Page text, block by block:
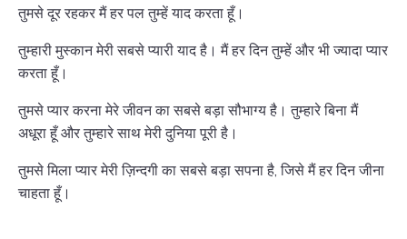
तुमसे दूर रहकर मैं हर पल तुम्हें याद करता हूँ।
तुम्हारी मुस्कान मेरी सबसे प्यारी याद है। मैं हर दिन तुम्हें और भी ज्यादा प्यार
करता हूँ।
तुमसे प्यार करना मेरे जीवन का सबसे बड़ा सौभाग्य है। तुम्हारे बिना मैं
अधूरा हूँ और तुम्हारे साथ मेरी दुनिया पूरी है।
तुमसे मिला प्यार मेरी ज़िन्दगी का सबसे बड़ा सपना है, जिसे मैं हर दिन जीना
चाहता हूँ।